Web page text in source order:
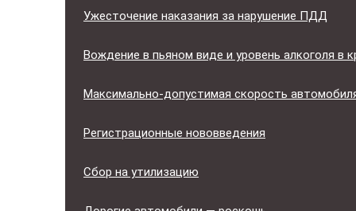
Ужесточение наказания за нарушение ПДД
Вождение в пьяном виде и уровень алкоголя в
Максимально-допустимая скорость
Регистрационные нововведения
Сбор на утилизацию